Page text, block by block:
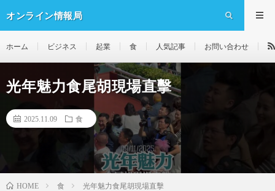
オンライン情報局
ホーム ビジネス 起業 食 人気記事 お問い合わせ
光年魅力食尾胡現場直擊
2025.11.09 食
HOME 食 光年魅力食尾胡現場直擊